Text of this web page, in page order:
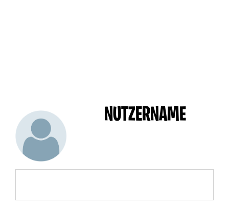
NUTZERNAME